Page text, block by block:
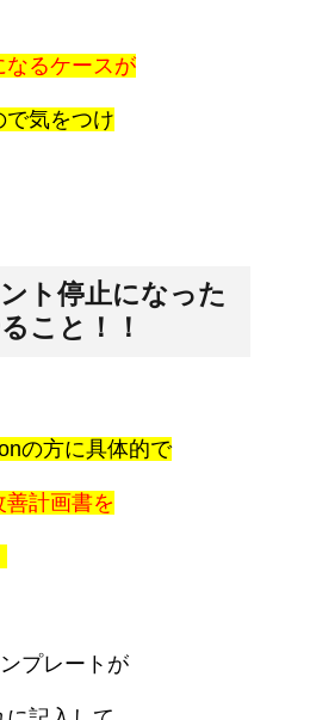
なるケースが
で気をつけ
ト停止になった
こと！！
の方に具体的で
計画書を
プレートが